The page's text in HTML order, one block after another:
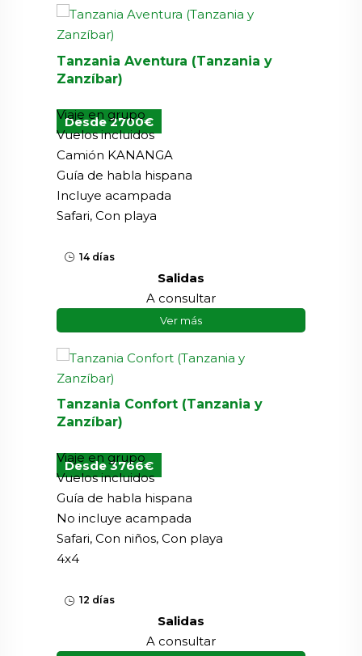
Desde 2700€
Tanzania Aventura (Tanzania y
Zanzíbar)
Viaje en grupo
Vuelos incluidos
Camión KANANGA
Guía de habla hispana
Incluye acampada
Safari, Con playa
14 días
Salidas
A consultar
Ver más
Desde 3766€
Tanzania Confort (Tanzania y
Zanzíbar)
Viaje en grupo
Vuelos incluidos
Guía de habla hispana
No incluye acampada
Safari, Con niños, Con playa
4x4
12 días
Salidas
A consultar